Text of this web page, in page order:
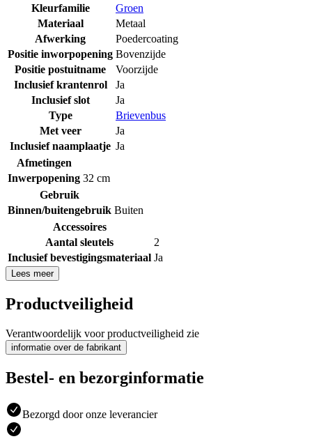
Kleurfamilie
Groen
Materiaal
Metaal
Afwerking
Poedercoating
Positie inworpopening Bovenzijde
Positie postuitname
Voorzijde
Inclusief krantenrol
Ja
Inclusief slot
Ja
Type
Brievenbus
Met veer
Ja
Inclusief naamplaatje Ja
Afmetingen
Inwerpopening 32 cm
Gebruik
Binnen/buitengebruik Buiten
Accessoires
Aantal sleutels
2
Inclusief bevestigingsmateriaal Ja
Lees meer
Productveiligheid
Verantwoordelijk voor productveiligheid zie
informatie over de fabrikant
Bestel- en bezorginformatie
Bezorgd door onze leverancier